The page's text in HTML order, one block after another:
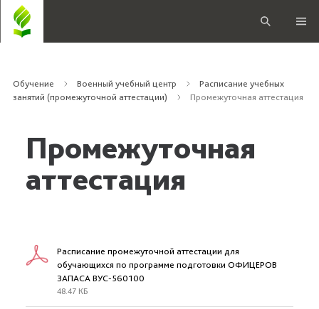
Обучение Военный учебный центр
Расписание учебных
занятий (промежуточной аттестации)
Промежуточная аттестация
Промежуточная
аттестация
Расписание промежуточной аттестации для
обучающихся по программе подготовки ОФИЦЕРОВ
ЗАПАСА ВУС-560100
48.47 КБ